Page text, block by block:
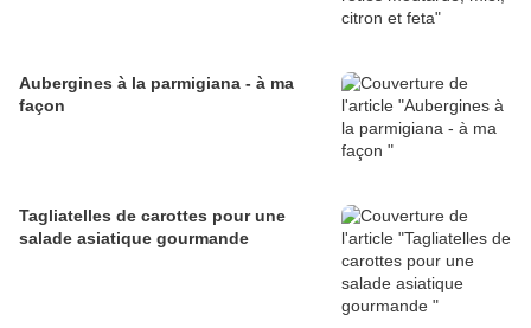
Aubergines à la parmigiana - à ma
façon
Tagliatelles de carottes pour une
salade asiatique gourmande